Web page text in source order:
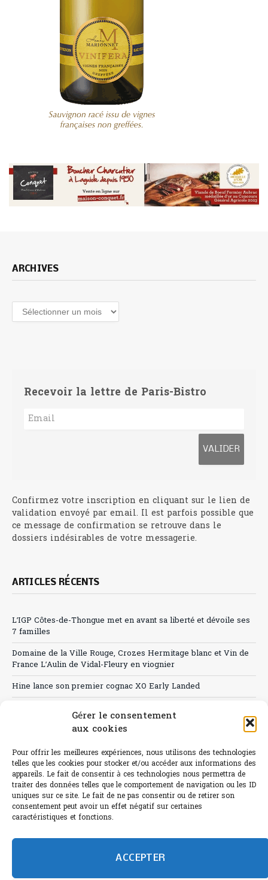
Gérer le consentement
aux cookies
Pour offrir les meilleures expériences, nous utilisons des technologies
telles que les cookies pour stocker et/ou accéder aux informations des
appareils. Le fait de consentir à ces technologies nous permettra de
traiter des données telles que le comportement de navigation ou les ID
uniques sur ce site. Le fait de ne pas consentir ou de retirer son
consentement peut avoir un effet négatif sur certaines
caractéristiques et fonctions.
ACCEPTER
ARCHIVES
Archives
Recevoir la lettre de Paris-Bistro
Confirmez votre inscription en cliquant sur le lien de
validation envoyé par email. Il est parfois possible que
ce message de confirmation se retrouve dans le
dossiers indésirables de votre messagerie.
ARTICLES RÉCENTS
L’IGP Côtes-de-Thongue met en avant sa liberté et dévoile ses
7 familles
Domaine de la Ville Rouge, Crozes Hermitage blanc et Vin de
France L’Aulin de Vidal-Fleury en viognier
Hine lance son premier cognac XO Early Landed
Sélection de rosés 2026
L'abus d'alcool est dangereux pour la santé.
©paris-bistro 2026 Paris-bistro.com est une publication 100%
mail: contact@paris-bistro.com